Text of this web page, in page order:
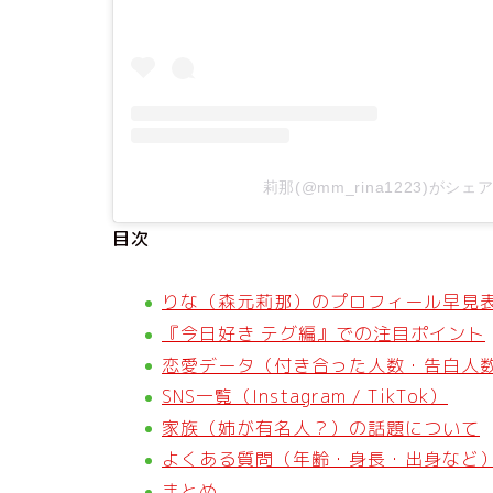
莉那(@mm_rina1223)がシェ
目次
りな（森元莉那）のプロフィール早見
『今日好き テグ編』での注目ポイント
恋愛データ（付き合った人数・告白人数
SNS一覧（Instagram / TikTok）
家族（姉が有名人？）の話題について
よくある質問（年齢・身長・出身など）